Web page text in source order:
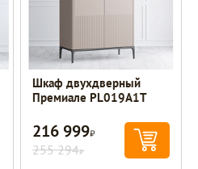
Шкаф двухдверный
Премиале PL019A1T
216 999Р
255 294Р